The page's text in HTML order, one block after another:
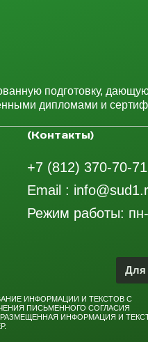
Для
подготовку,
дипломами и
(Контакты)
+7 (812) 370-70-71
Email :
Режим работы:
ИНФОРМАЦИИ И ТЕКСТОВ С
ПИСЬМЕННОГО СОГЛАСИЯ
ИНФОРМАЦИЯ И